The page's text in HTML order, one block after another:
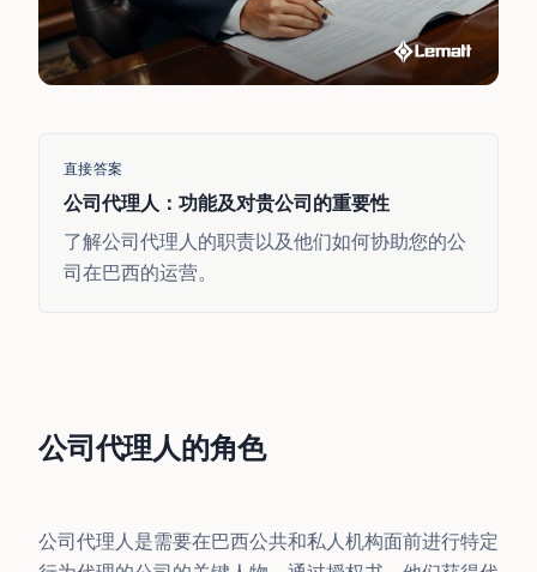
直接答案
公司代理人：功能及对贵公司的重要性
了解公司代理人的职责以及他们如何协助您的公
司在巴西的运营。
公司代理人的角色
公司代理人是需要在巴西公共和私人机构面前进行特定